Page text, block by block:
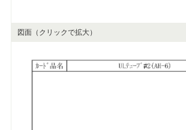
図面（クリックで拡大）